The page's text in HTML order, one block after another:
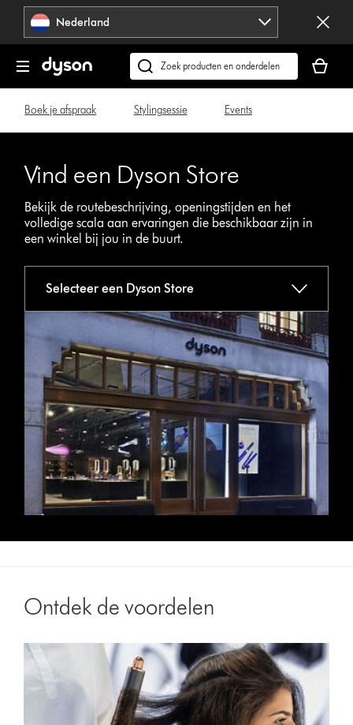
Navigatie
overslaan
Nederland
Zoek
op
dyson.nl
is
Boek je afspraak Stylingsessie Events
Vind een Dyson Store
Bekijk de routebeschrijving, openingstijden en het
volledige scala aan ervaringen die beschikbaar zijn in
een winkel bij jou in de buurt.
Selecteer een Dyson Store
Ontdek de voordelen